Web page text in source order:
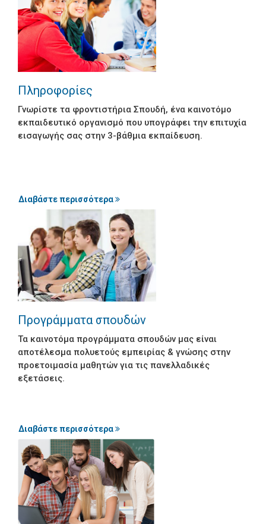
Ενισχυτική διδασκαλία
Εκδόσεις Σπουδής
Εκδηλώσεις
Διδακτικό προσωπικό
Ομάδες εργασίας
διδασκόντων
Περιβάλλον
Εγκαταστάσεις
Photo Gallery
E-Learning
Γυμνάσιο
Α΄ Λυκείου
Θερινή Περίοδος
Β΄ Λυκείου
Θερινή Περίοδος
Ανθρωπιστικών Σπουδών
Θετικών Σπουδών
Πληροφορίες
Γνωρίστε τα φροντιστήρια Σπουδή, ένα καινοτόμο
εκπαιδευτικό οργανισμό που υπογράφει την επιτυχία
εισαγωγής σας στην 3-βάθμια εκπαίδευση.
Διαβάστε περισσότερα
Προγράμματα σπουδών
Τα καινοτόμα προγράμματα σπουδών μας είναι
αποτέλεσμα πολυετούς εμπειρίας & γνώσης στην
προετοιμασία μαθητών για τις πανελλαδικές
εξετάσεις.
Διαβάστε περισσότερα